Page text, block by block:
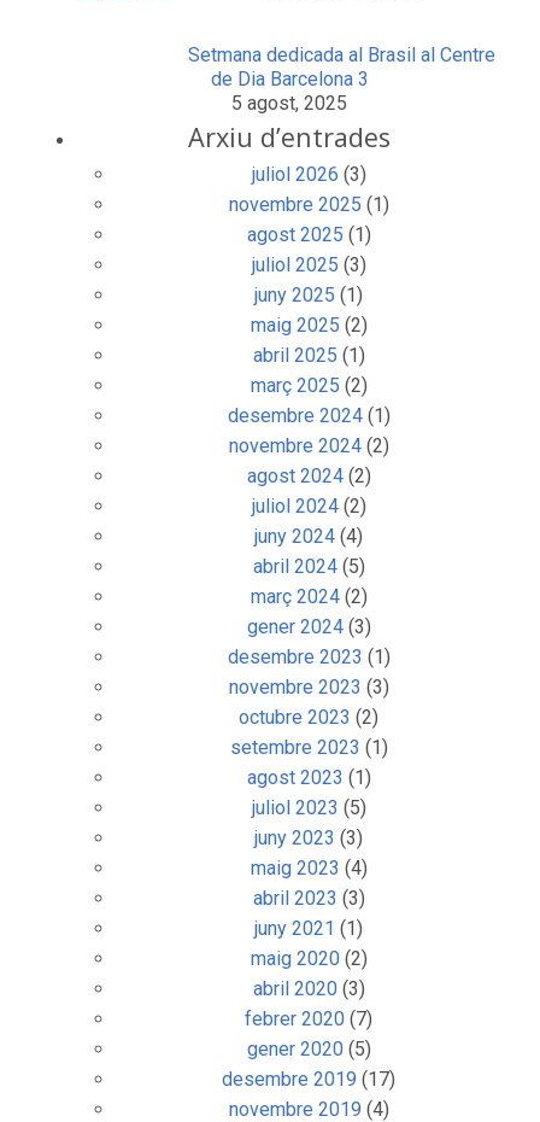
Setmana dedicada al Brasil al Centre
de Dia Barcelona 3
5 agost, 2025
Arxiu d’entrades
juliol 2026 (3)
novembre 2025 (1)
agost 2025 (1)
juliol 2025 (3)
juny 2025 (1)
maig 2025 (2)
abril 2025 (1)
març 2025 (2)
desembre 2024(1)
novembre 2024(2)
agost 2024(2)
juliol 2024(2)
juny 2024 (4)
abril 2024(5)
març 2024(2)
gener 2024(3)
desembre 2023 (1)
novembre 2023 (3)
octubre 2023 (2)
setembre 2023 (1)
agost 2023 (1)
juliol 2023 (5)
juny 2023 (3)
maig 2023 (4)
abril 2023 (3)
juny 2021 (1)
maig 2020(2)
abril 2020(3)
febrer 2020 (7)
gener 2020(5)
desembre 2019 (17)
novembre 2019 (4)